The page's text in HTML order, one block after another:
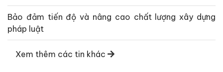
Bảo đảm tiến độ và nâng cao chất lượng xây dựng
pháp luật
Xem thêm các tin khác